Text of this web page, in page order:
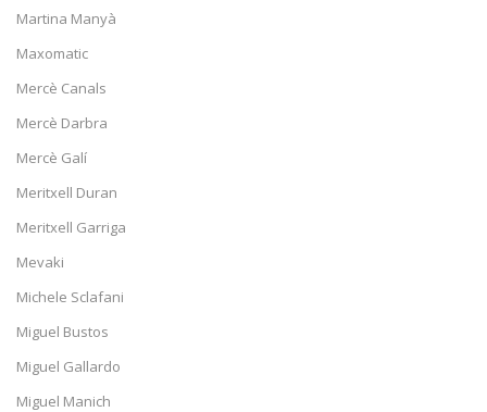
Martina Manyà
Maxomatic
Mercè Canals
Mercè Darbra
Mercè Galí
Meritxell Duran
Meritxell Garriga
Mevaki
Michele Sclafani
Miguel Bustos
Miguel Gallardo
Miguel Manich